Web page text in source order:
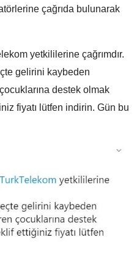
çağrıda bulunarak
yetkililerine çağrımdır.
gelirini kaybeden
destek olmak
fiyatı lütfen indirin. Gün bu